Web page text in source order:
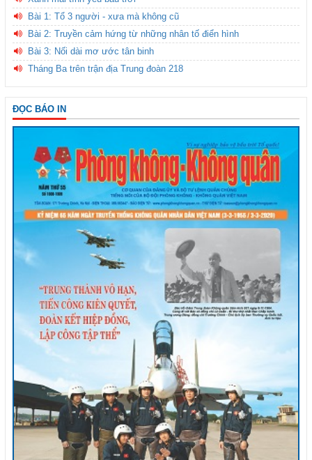
Bài 1: Tổ 3 người - xưa mà không cũ
Bài 2: Truyền cảm hứng từ những nhân tố điển hình
Bài 3: Nối dài mơ ước tân binh
Tháng Ba trên trận địa Trung đoàn 218
ĐỌC BÁO IN